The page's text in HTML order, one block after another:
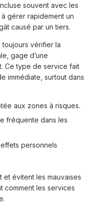
souvent avec les
gérer rapidement un
causé par un tiers.
toujours vérifier la
gage d’une
Ce type de service fait
immédiate, surtout dans
aux zones à risques.
fréquente dans les
personnels
et évitent les mauvaises
comment les services